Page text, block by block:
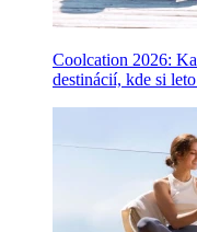
Coolcation 2026:
destinácií, kde si